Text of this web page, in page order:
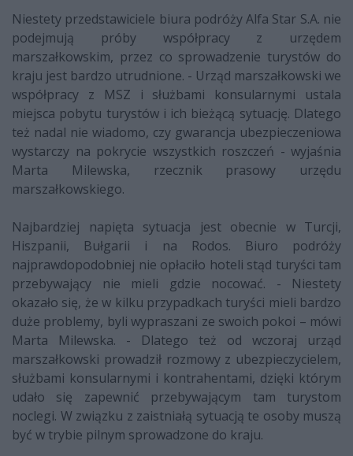
Niestety przedstawiciele biura podróży Alfa Star S.A. nie
podejmują próby współpracy z urzędem
marszałkowskim, przez co sprowadzenie turystów do
kraju jest bardzo utrudnione. - Urząd marszałkowski we
współpracy z MSZ i służbami konsularnymi ustala
miejsca pobytu turystów i ich bieżącą sytuację. Dlatego
też nadal nie wiadomo, czy gwarancja ubezpieczeniowa
wystarczy na pokrycie wszystkich roszczeń - wyjaśnia
Marta Milewska, rzecznik prasowy urzędu
marszałkowskiego.
Najbardziej napięta sytuacja jest obecnie w Turcji,
Hiszpanii, Bułgarii i na Rodos. Biuro podróży
najprawdopodobniej nie opłaciło hoteli stąd turyści tam
przebywający nie mieli gdzie nocować. - Niestety
okazało się, że w kilku przypadkach turyści mieli bardzo
duże problemy, byli wypraszani ze swoich pokoi – mówi
Marta Milewska. - Dlatego też od wczoraj urząd
marszałkowski prowadził rozmowy z ubezpieczycielem,
służbami konsularnymi i kontrahentami, dzięki którym
udało się zapewnić przebywającym tam turystom
noclegi. W związku z zaistniałą sytuacją te osoby muszą
być w trybie pilnym sprowadzone do kraju.